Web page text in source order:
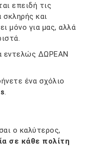
επειδή τις
και
μόνο για μας, αλλά
εντελώς ΔΩΡΕΑΝ
ένα σχόλιο
.
ο καλύτερος,
σε κάθε πολίτη